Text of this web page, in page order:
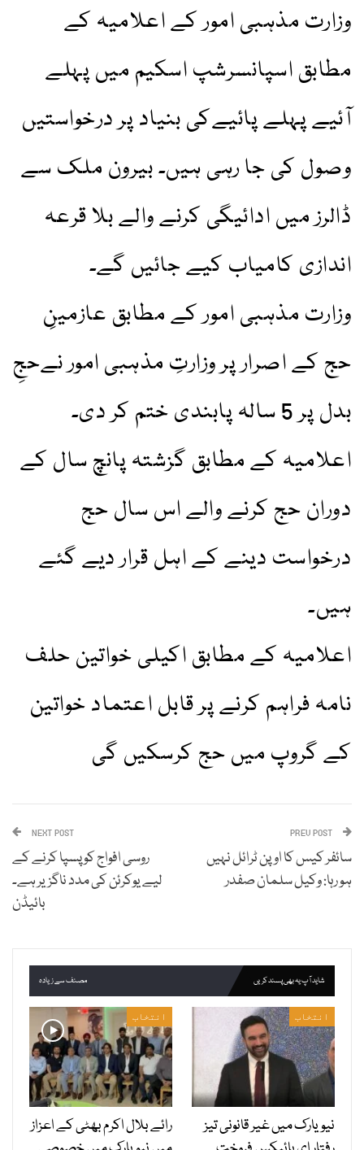
وزارت مذہبی امور کے اعلامیہ کے
مطابق اسپانسرشپ اسکیم میں پہلے
آئیے پہلے پائیےکی بنیاد پر درخواستیں
وصول کی جا رہی ہیں۔ بیرون ملک سے
ڈالرز میں ادائیگی کرنے والے بلا قرعہ
اندازی کامیاب کیے جائیں گے۔
وزارت مذہبی امور کے مطابق عازمینِ
حج کے اصرار پر وزارتِ مذہبی امور نےحجِ
بدل پر 5 سالہ پابندی ختم کر دی۔
اعلامیہ کے مطابق گزشتہ پانچ سال کے
دوران حج کرنے والے اس سال حج
درخواست دینے کے اہل قرار دیے گئے
ہیں۔
اعلامیہ کے مطابق اکیلی خواتین حلف
نامہ فراہم کرنے پر قابل اعتماد خواتین
کے گروپ میں حج کرسکیں گی
سائفر کیس کا اوپن ٹرائل نہیں
ہو رہا: وکیل سلمان صفدر
NEXT POST
روسی افواج کو پسپا کرنے کے
لیے یوکرئن کی مدد ناگزیر ہے۔
بائیڈن
شاید آپ یہ بھی پسند کریں مصنف سے زیادہ
انتخاب
نیویارک میں غیر قانونی تیز
انتخاب
رائے بلال اکرم بھٹی کے اعزاز